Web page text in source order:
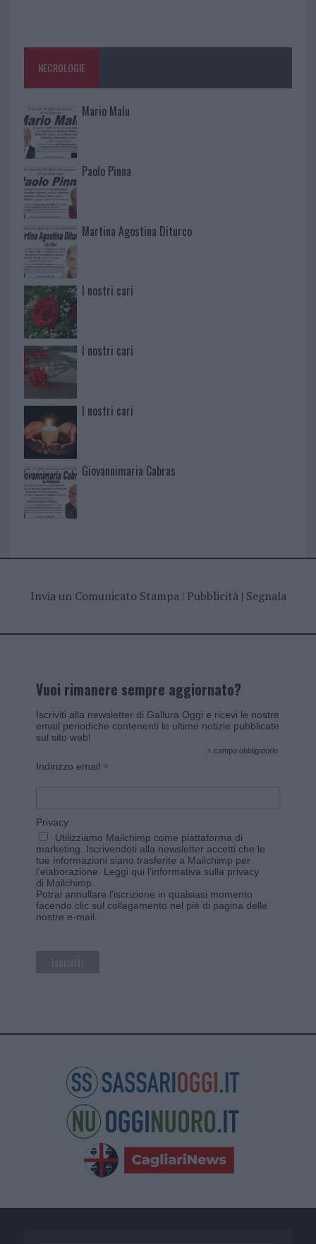
NECROLOGIE
Mario Malu
Paolo Pinna
Martina Agostina Diturco
I nostri cari
I nostri cari
I nostri cari
Giovannimaria Cabras
Invia un Comunicato Stampa| Pubblicità| Segnala
Vuoi rimanere sempre aggiornato?
Iscriviti alla newsletter di Gallura Oggi e ricevi le nostre
email periodiche contenenti le ultime notizie pubblicate
sul sito web!
* campo obbligatorio
Indirizzo email *
Privacy
Utilizziamo Mailchimp come piattaforma di
marketing. Iscrivendoti alla newsletter accetti che le
tue informazioni siano trasferite a Mailchimp per
l'elaborazione. Leggi qui l'informativa sulla privacy
di Mailchimp.
Potrai annullare l'iscrizione in qualsiasi momento
facendo clic sul collegamento nel piè di pagina delle
nostre e-mail.